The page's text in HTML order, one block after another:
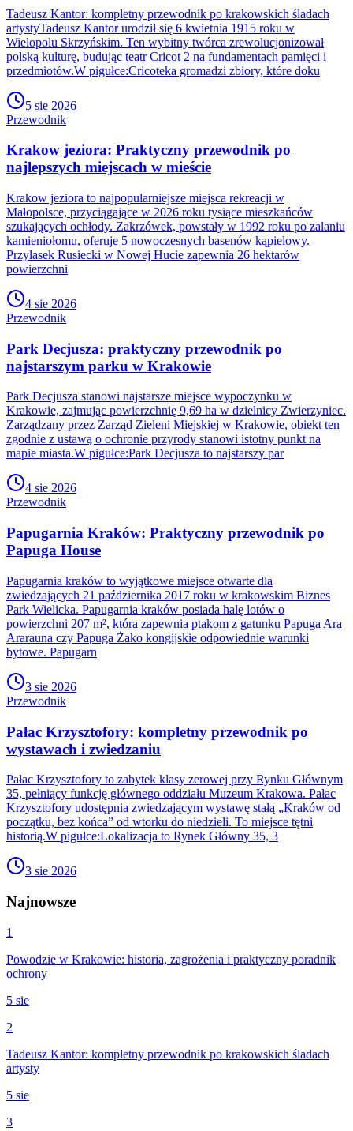
Tadeusz Kantor: kompletny przewodnik po krakowskich śladach
artystyTadeusz Kantor urodził się 6 kwietnia 1915 roku w
Wielopolu Skrzyńskim. Ten wybitny twórca zrewolucjonizował
polską kulturę, budując teatr Cricot 2 na fundamentach pamięci i
przedmiotów.W pigułce:Cricoteka gromadzi zbiory, które doku
5 sie 2026
Przewodnik
Krakow jeziora: Praktyczny przewodnik po
najlepszych miejscach w mieście
Krakow jeziora to najpopularniejsze miejsca rekreacji w
Małopolsce, przyciągające w 2026 roku tysiące mieszkańców
szukających ochłody. Zakrzówek, powstały w 1992 roku po zalaniu
kamieniołomu, oferuje 5 nowoczesnych basenów kąpielowy.
Przylasek Rusiecki w Nowej Hucie zapewnia 26 hektarów
powierzchni
4 sie 2026
Przewodnik
Park Decjusza: praktyczny przewodnik po
najstarszym parku w Krakowie
Park Decjusza stanowi najstarsze miejsce wypoczynku w
Krakowie, zajmując powierzchnię 9,69 ha w dzielnicy Zwierzyniec.
Zarządzany przez Zarząd Zieleni Miejskiej w Krakowie, obiekt ten
zgodnie z ustawą o ochronie przyrody stanowi istotny punkt na
mapie miasta.W pigułce:Park Decjusza to najstarszy par
4 sie 2026
Przewodnik
Papugarnia Kraków: Praktyczny przewodnik po
Papuga House
Papugarnia kraków to wyjątkowe miejsce otwarte dla
zwiedzających 21 października 2017 roku w krakowskim Biznes
Park Wielicka. Papugarnia kraków posiada halę lotów o
powierzchni 207 m², która zapewnia ptakom z gatunku Papuga Ara
Ararauna czy Papuga Żako kongijskie odpowiednie warunki
bytowe. Papugarn
3 sie 2026
Przewodnik
Pałac Krzysztofory: kompletny przewodnik po
wystawach i zwiedzaniu
Pałac Krzysztofory to zabytek klasy zerowej przy Rynku Głównym
35, pełniący funkcję głównego oddziału Muzeum Krakowa. Pałac
Krzysztofory udostępnia zwiedzającym wystawę stałą „Kraków od
początku, bez końca” od wtorku do niedzieli. To miejsce tętni
historią.W pigułce:Lokalizacja to Rynek Główny 35, 3
3 sie 2026
Najnowsze
1
Powodzie w Krakowie: historia, zagrożenia i praktyczny poradnik
ochrony
5 sie
2
Tadeusz Kantor: kompletny przewodnik po krakowskich śladach
artysty
5 sie
3